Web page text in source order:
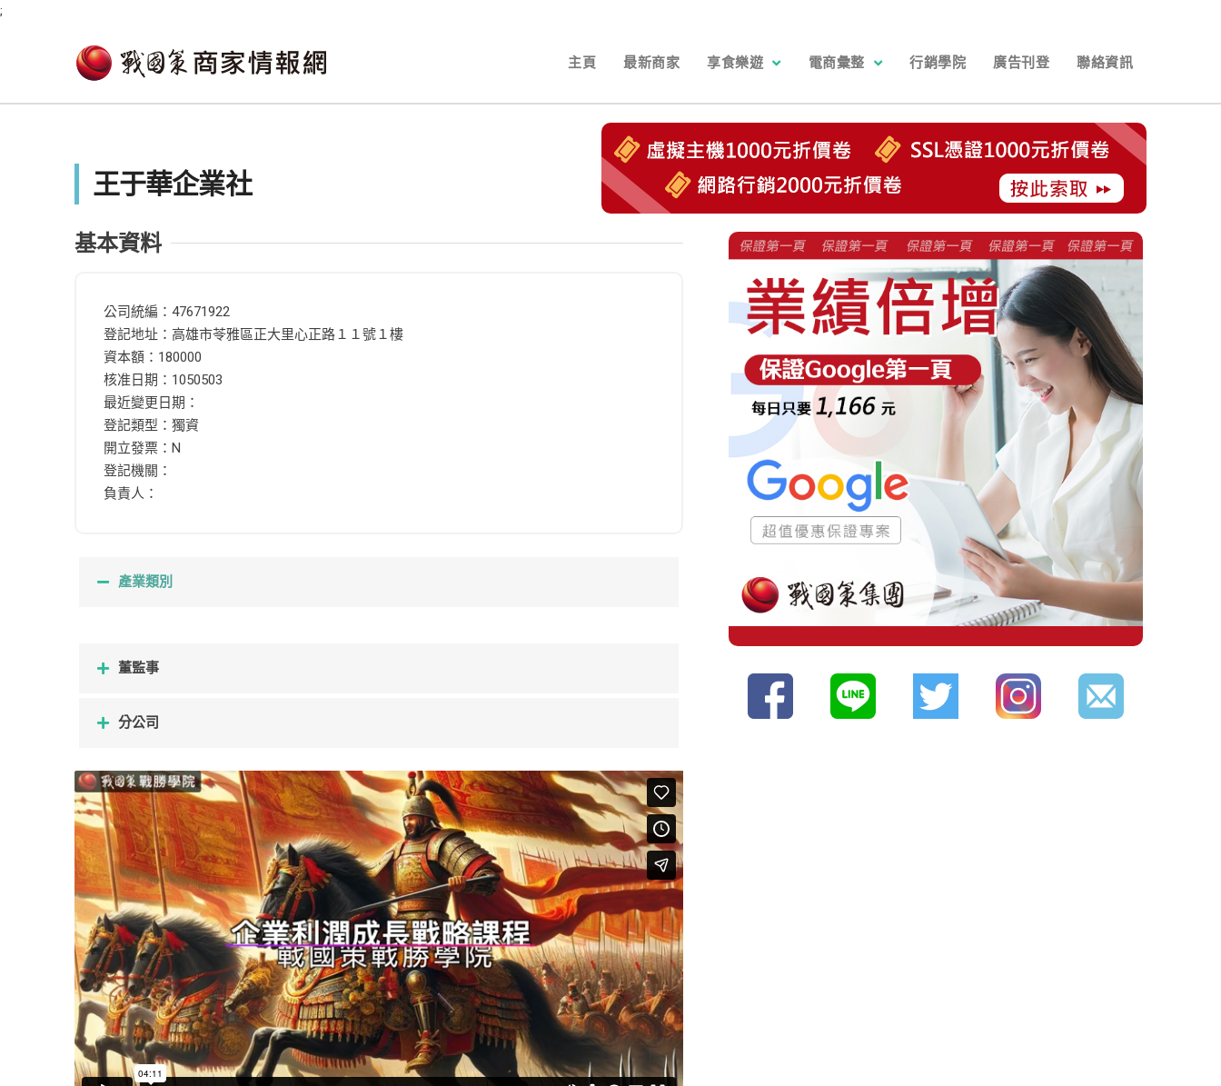
;
主頁 最新商家 享食樂遊 電商彙整 行銷學院 廣告刊登 聯絡資訊
王于華企業社
基本資料
公司統編：47671922
登記地址：高雄市苓雅區正大里心正路１１號１樓
資本額：180000
核准日期：1050503
最近變更日期：
登記類型：獨資
開立發票：N
登記機關：
負責人：
產業類別
董監事
分公司